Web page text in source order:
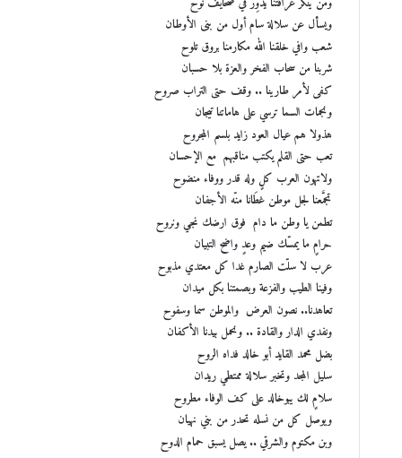
ويسأل عن سلالة سام أول من بنى الأوطان
شعب وافي خلقنا الله مكارمنا بروق تلوح
شربنا من سحاب الفخر والعزة بلا حسبان
كفى لأمر طارينا .. وقف حتى التراب صروح
ونجمات السما ترسي على هاماتنا تيجان
هذولا هم عيال العود زايد بلسم المجروح
تعب حتى القلم يكتب مناقبهم مع الإحسان
ولاتهون العرب كلٍ وله قدر ووفاء منضوح
تجمَّعنا لجل موطن غطَانا منّه الأجفان
تطمن يا وطن ما دام فوق ارضك نجي ونروح
حرامٍ ما يمسّك ضيم وعدٍ واضح التبيان
عرب لا سلّت الصارم غدا كل معتدي مذبوح
وفينا الطيب والفزعة وبصمتنا بكل ميدان
تعاهدنا.. نصون العرض والموطن سما وسفوح
ونفدي الدار والقادة .. ونحمل بيدنا الأكفان
بضل محمد القايد أبو خالد فداه الروح
سليل المجد وتخبر سلالة ممتطي ريدان
سلامٍ لك يبوخالد على كف الوفاء مطروح
ويوصل كل من نسله تحدر من بني نهيان
وبن مكتوم والشرقي .. يصل يسبق حمام الدوح